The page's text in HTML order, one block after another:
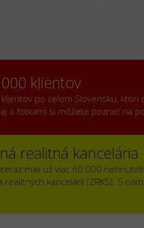
klientov
po celom Slovensku, ktorí
s fotkami si môžete pozrieť na
realitná kancelária
mali už viac 60 000
realitných kancelárii (ZRKS). S